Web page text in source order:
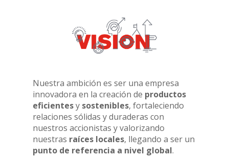
Nuestra ambición es ser una empresa
innovadora en la creación de productos
eficientesy sostenibles, fortaleciendo
relaciones sólidas y duraderas con
nuestros accionistas y valorizando
nuestras raíces locales, llegando a ser un
punto de referencia a nivel global.